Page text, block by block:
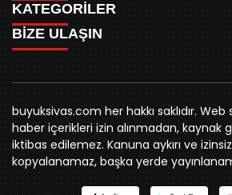
ANASAYFA
AKSU CANLI
MEYDAN CANLI
MEDRESELER CANLI
MERAKÜM CANLI
YUKARI TEKKE CANLI
KURUMSAL KİMLİK
REKLAM FİYATLARI
BİZE ULAŞIN
KÜNYE
KATEGORİLER
WHATSAPP
SPOR
SİYASET
BELEDİYE
SİVAS VALİLİĞİ
ÜNİVERSİTE
KURUMLAR
STK
YORUM
BİZE ULAŞIN
0346 221 00 60
buyuksivashaber@gmail.com
Örtülüpınar Mah. İnönü Bulvarı
Sivas
buyuksivas.com her hakkı saklıdır.
haber içerikleri izin alınmadan, kaynak
iktibas edilemez. Kanuna aykırı ve
kopyalanamaz, başka yerde